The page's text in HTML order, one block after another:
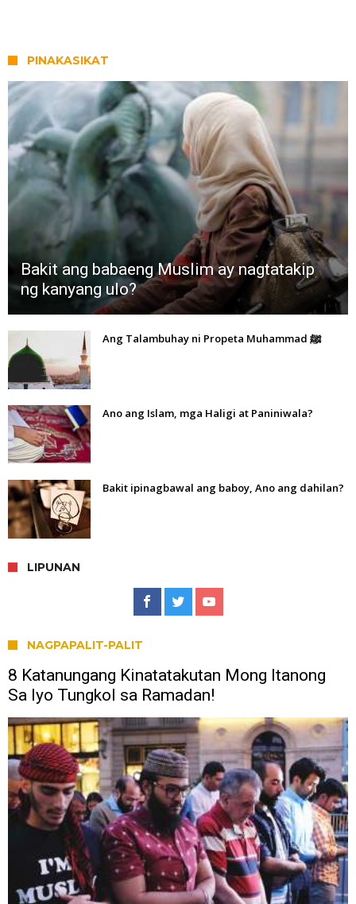
PINAKASIKAT
Bakit ang babaeng Muslim ay nagtatakip
ng kanyang ulo?
Ang Talambuhay ni Propeta Muhammad ﷺ
Ano ang Islam, mga Haligi at Paniniwala?
Bakit ipinagbawal ang baboy, Ano ang dahilan?
LIPUNAN
NAGPAPALIT-PALIT
8 Katanungang Kinatatakutan Mong Itanong
Sa Iyo Tungkol sa Ramadan!